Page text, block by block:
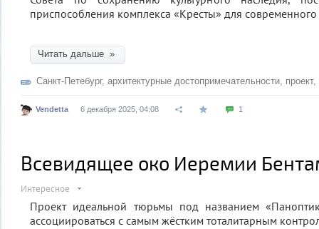
приспособления комплекса «Кресты» для
Читать дальше »
Санкт-Петебург, архитектурные достопримечательности, проект,
Vendetta 6 декабря 2025, 04:08 1
Всевидящее око Иеремии
Интересное
Проект идеальной тюрьмы под названием
ассоциироваться с самым жёстким тоталитарным